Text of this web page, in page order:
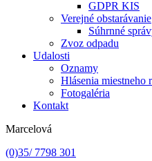
GDPR KIS
Verejné obstarávanie
Súhrnné
Zvoz odpadu
Udalosti
Oznamy
Hlásenia miestneho
Fotogaléria
Kontakt
Marcelová
(0)35/ 7798 301